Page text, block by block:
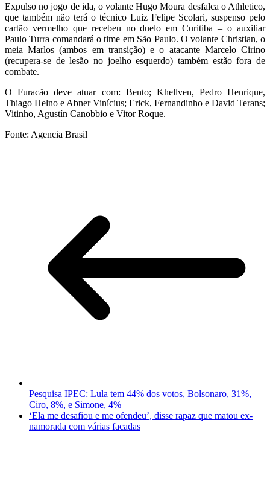
Expulso no jogo de ida, o volante Hugo Moura desfalca o Athletico,
que também não terá o técnico Luiz Felipe Scolari, suspenso pelo
cartão vermelho que recebeu no duelo em Curitiba – o auxiliar
Paulo Turra comandará o time em São Paulo. O volante Christian, o
meia Marlos (ambos em transição) e o atacante Marcelo Cirino
(recupera-se de lesão no joelho esquerdo) também estão fora de
combate.
O Furacão deve atuar com: Bento; Khellven, Pedro Henrique,
Thiago Helno e Abner Vinícius; Erick, Fernandinho e David Terans;
Vitinho, Agustín Canobbio e Vitor Roque.
Fonte: Agencia Brasil
Pesquisa IPEC: Lula tem 44% dos votos, Bolsonaro, 31%,
Ciro, 8%, e Simone, 4%
‘Ela me desafiou e me ofendeu’, disse rapaz que matou ex-
namorada com várias facadas